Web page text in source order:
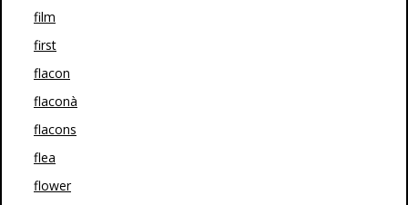
film
first
flacon
flaconà
flacons
flea
flower